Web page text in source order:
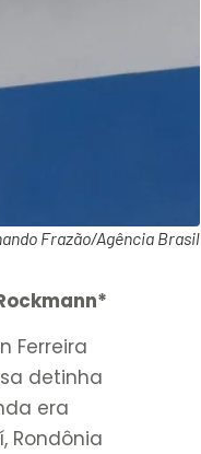
Frazão/Agência Brasil
Ferreira
detinha
era
Rondônia